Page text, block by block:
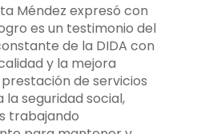
Méndez expresó con
es un testimonio del
de la DIDA con
y la mejora
de servicios
la seguridad social,
trabajando